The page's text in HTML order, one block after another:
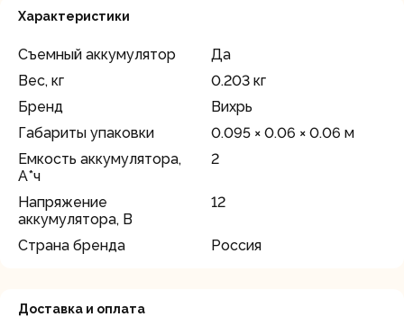
Характеристики
Съемный аккумулятор
Да
Вес, кг
0.203 кг
Бренд
Вихрь
Габариты упаковки
0.095 × 0.06 × 0.06 м
Емкость аккумулятора,
А*ч
2
Напряжение
аккумулятора, В
12
Страна бренда Россия
Доставка и оплата